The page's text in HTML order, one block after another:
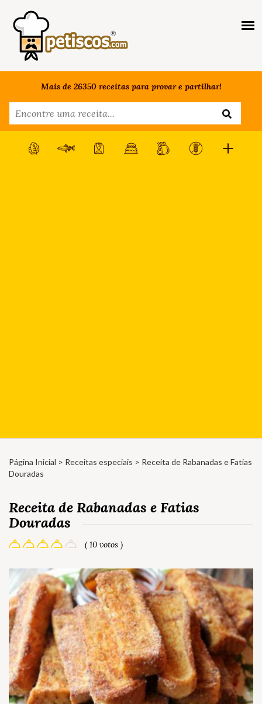
Mais de 26350 receitas para provar e partilhar!
Página Inicial > Receitas especiais > Receita de Rabanadas e Fatias
Douradas
Receita de Rabanadas e Fatias
Douradas
( 10 votos )